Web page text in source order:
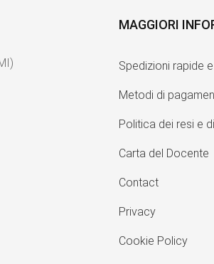
MAGGIORI
Spedizioni rapide
Metodi di
Politica dei resi e
Carta del Docente
Contact
Privacy
Cookie Policy